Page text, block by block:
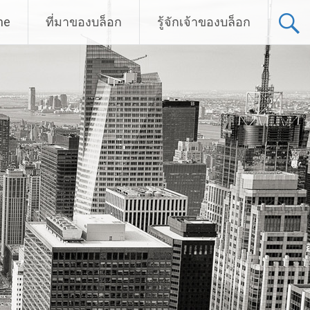
ที่มาของบล็อก รู้จักเจ้าของบล็อก